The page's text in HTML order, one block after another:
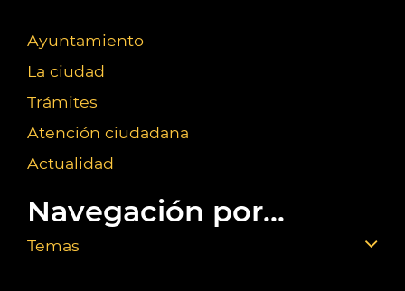
Ayuntamiento
La ciudad
Trámites
Atención ciudadana
Actualidad
Navegación por...
Temas